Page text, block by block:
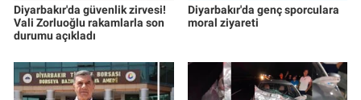
Diyarbakır'da güvenlik zirvesi!
Vali Zorluoğlu rakamlarla son
durumu açıkladı
Diyarbakır'da genç sporculara
moral ziyareti